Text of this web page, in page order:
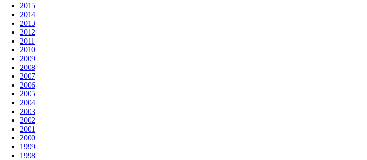
2015
2014
2013
2012
2011
2010
2009
2008
2007
2006
2005
2004
2003
2002
2001
2000
1999
1998